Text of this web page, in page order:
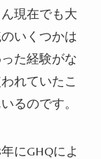
現在でも大
いくつかは
た経験がな
れていたこ
るのです。
年にGHQによ